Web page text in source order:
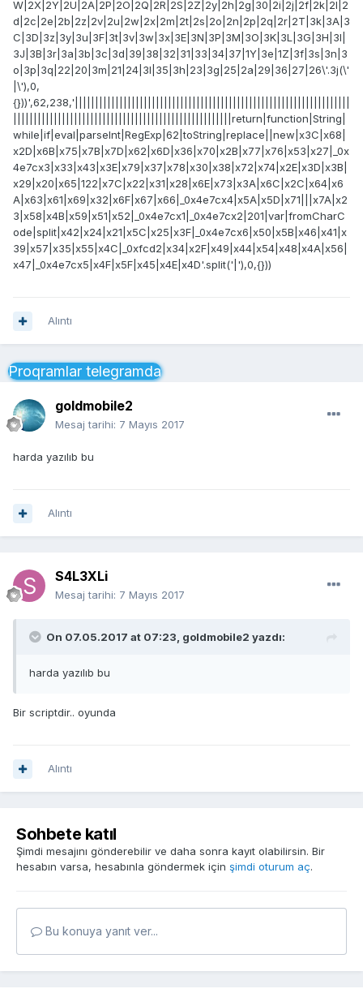
Alıntı
Proqramlar telegramda
goldmobile2
Mesaj tarihi: 7 Mayıs 2017
harda yazılıb bu
Alıntı
S4L3XLi
Mesaj tarihi: 7 Mayıs 2017
On 07.05.2017 at 07:23, goldmobile2 yazdı:
harda yazılıb bu
Bir scriptdir.. oyunda
Alıntı
Sohbete katıl
Şimdi mesajını gönderebilir ve daha sonra kayıt olabilirsin. Bir
hesabın varsa, hesabınla göndermek için şimdi oturum aç.
Bu konuya yanıt ver...